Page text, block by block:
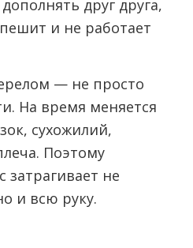
друг друга,
и не работает
— не просто
На время меняется
сухожилий,
Поэтому
не
и всю руку.